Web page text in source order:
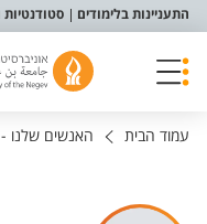
תפריט נגישות
התעניינות בלימודים סטודנטיות
עמוד הבית האנשים שלנו